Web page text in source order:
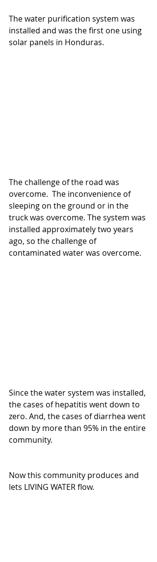
The water purification system was
installed and was the first one using
solar panels in Honduras.
The challenge of the road was
overcome.  The inconvenience of
sleeping on the ground or in the
truck was overcome. The system was
installed approximately two years
ago, so the challenge of
contaminated water was overcome.
Since the water system was installed,
the cases of hepatitis went down to
zero. And, the cases of diarrhea went
down by more than 95% in the entire
community.
Now this community produces and
lets LIVING WATER flow.